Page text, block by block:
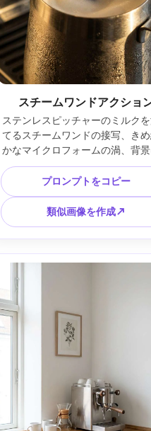
スチームワンドアクショ
ステンレスピッチャーのミルク
てるスチームワンドの接写、き
かなマイクロフォームの渦、背
ーヒーマシン操作部、劇的なサイ
イト、結露とリアルなハイライ
Nikon Z8、85mm、f/2、編集用
ク写真、フォトリアリスティッ
4:5
プロンプトをコピー
類似画像を作成↗